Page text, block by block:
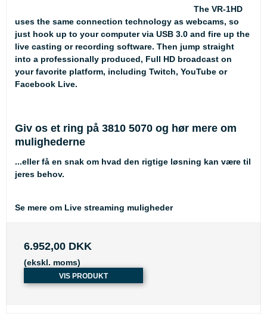
The VR-1HD
uses the same connection technology as webcams, so
just hook up to your computer via USB 3.0 and fire up the
live casting or recording software. Then jump straight
into a professionally produced, Full HD broadcast on
your favorite platform, including Twitch, YouTube or
Facebook Live.
Giv os et ring på 3810 5070 og hør mere om
mulighederne
...eller få en snak om hvad den rigtige løsning kan være til
jeres behov.
Se mere om Live streaming muligheder
6.952,00 DKK
(ekskl. moms)
VIS PRODUKT